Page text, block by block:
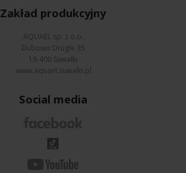
Zakład produkcyjny
AQUAEL sp. z o.o.
Dubowo Drugie 35
16-400 Suwałki
www.aquael.suwalki.pl
Social media